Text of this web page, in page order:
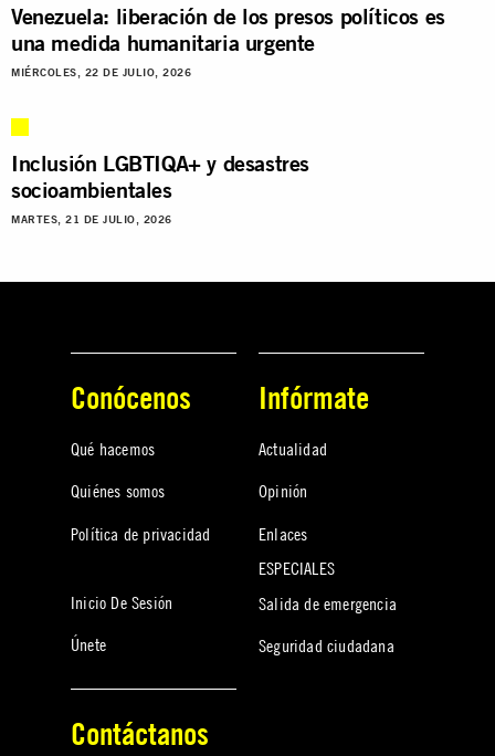
Venezuela: liberación de los presos políticos es
una medida humanitaria urgente
MIÉRCOLES, 22 DE JULIO, 2026
Inclusión LGBTIQA+ y desastres
socioambientales
MARTES, 21 DE JULIO, 2026
Conócenos
Qué hacemos
Quiénes somos
Política de privacidad
Inicio De Sesión
Únete
Infórmate
Actualidad
Opinión
Enlaces
ESPECIALES
Salida de emergencia
Seguridad ciudadana
Contáctanos